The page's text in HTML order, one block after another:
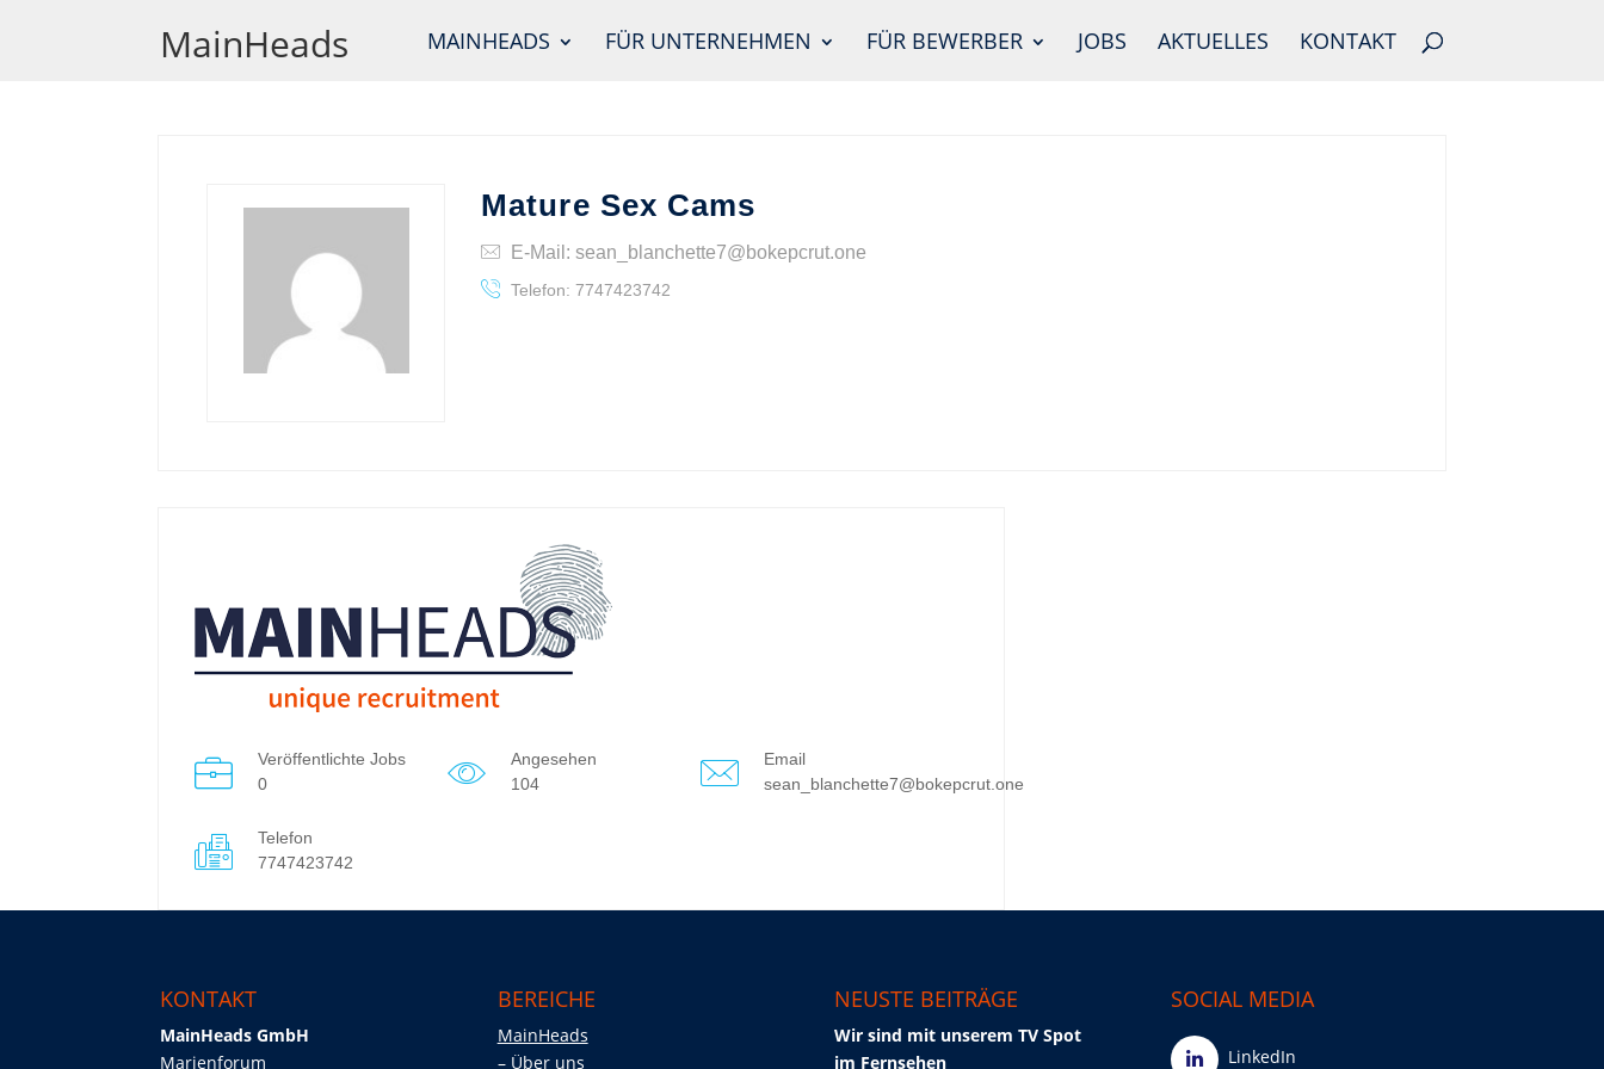
MainHeads MAINHEADS FÜR UNTERNEHMEN FÜR BEWERBER JOBS AKTUELLES KONTAKT
Mature Sex Cams
E-Mail: sean_blanchette7@bokepcrut.one
Telefon: 7747423742
Veröffentlichte Jobs
0
Angesehen
104
Email
sean_blanchette7@bokepcrut.one
Telefon
7747423742
KONTAKT
MainHeads GmbH
Marienforum
BEREICHE
MainHeads
Über uns
NEUSTE BEITRÄGE
Wir sind mit unserem TV Spot
im Fernsehen
SOCIAL MEDIA
LinkedIn